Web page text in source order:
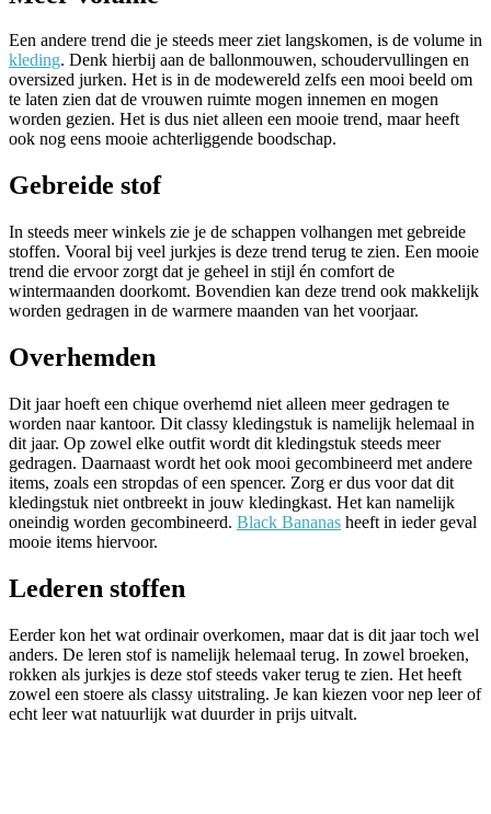
Een andere trend die je steeds meer ziet langskomen, is de volume in
kleding. Denk hierbij aan de ballonmouwen, schoudervullingen en
oversized jurken. Het is in de modewereld zelfs een mooi beeld om
te laten zien dat de vrouwen ruimte mogen innemen en mogen
worden gezien. Het is dus niet alleen een mooie trend, maar heeft
ook nog eens mooie achterliggende boodschap.
Gebreide stof
In steeds meer winkels zie je de schappen volhangen met gebreide
stoffen. Vooral bij veel jurkjes is deze trend terug te zien. Een mooie
trend die ervoor zorgt dat je geheel in stijl én comfort de
wintermaanden doorkomt. Bovendien kan deze trend ook makkelijk
worden gedragen in de warmere maanden van het voorjaar.
Overhemden
Dit jaar hoeft een chique overhemd niet alleen meer gedragen te
worden naar kantoor. Dit classy kledingstuk is namelijk helemaal in
dit jaar. Op zowel elke outfit wordt dit kledingstuk steeds meer
gedragen. Daarnaast wordt het ook mooi gecombineerd met andere
items, zoals een stropdas of een spencer. Zorg er dus voor dat dit
kledingstuk niet ontbreekt in jouw kledingkast. Het kan namelijk
oneindig worden gecombineerd. Black Bananas heeft in ieder geval
mooie items hiervoor.
Lederen stoffen
Eerder kon het wat ordinair overkomen, maar dat is dit jaar toch wel
anders. De leren stof is namelijk helemaal terug. In zowel broeken,
rokken als jurkjes is deze stof steeds vaker terug te zien. Het heeft
zowel een stoere als classy uitstraling. Je kan kiezen voor nep leer of
echt leer wat natuurlijk wat duurder in prijs uitvalt.